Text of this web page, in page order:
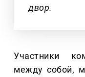
двор.
Участники
между собой,